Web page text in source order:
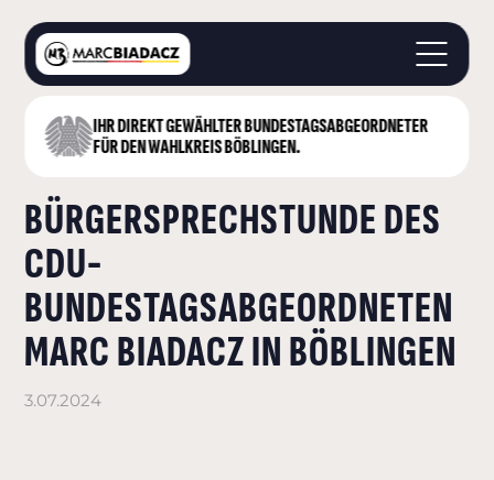
IHR DIREKT GEWÄHLTER BUNDESTAGS­ABGEORDNETER
FÜR DEN WAHLKREIS BÖBLINGEN.
STARTSEITE
LANDKREIS BÖBLINGEN
DEUTSCHER BUNDESTAG
KONTAKT
BÜRGERSPRECHSTUNDE DES
CDU-
BUNDESTAGSABGEORDNETEN
MARC BIADACZ IN BÖBLINGEN
3.07.2024